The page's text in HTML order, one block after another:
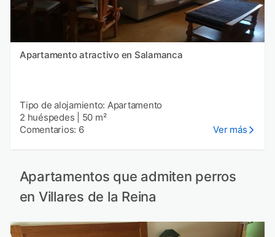
Apartamento atractivo en Salamanca
Tipo de alojamiento: Apartamento
2 huéspedes
50 m²
Comentarios: 6
Ver más
Apartamentos que admiten perros
en Villares de la Reina